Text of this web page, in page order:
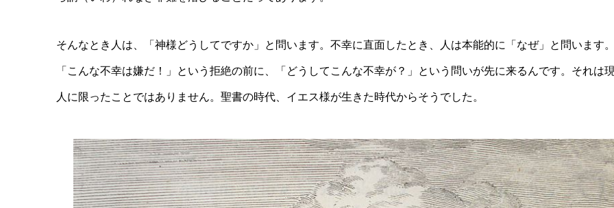
そんなとき人は、「神様どうしてですか」と問います。不幸に直面したとき、人は本能的に「なぜ」と問います。
「こんな不幸は嫌だ！」という拒絶の前に、「どうしてこんな不幸が？」という問いが先に来るんです。それは
人に限ったことではありません。聖書の時代、イエス様が生きた時代からそうでした。